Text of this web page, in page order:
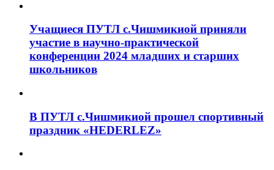
Учащиеся ПУТЛ с.Чишмикиой приняли
участие в научно-практической
конференции 2024 младших и старших
школьников
В ПУТЛ с.Чишмикиой прошел спортивный
праздник «HEDERLEZ»